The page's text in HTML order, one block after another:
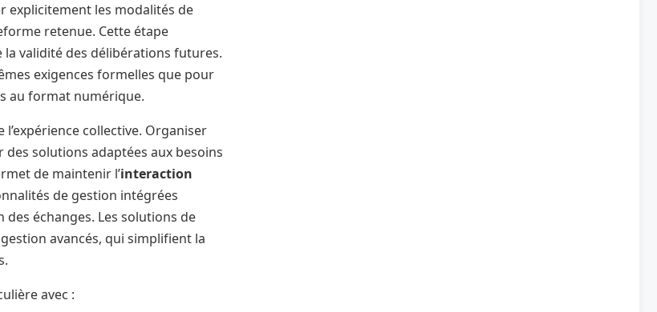
explicitement les modalités de
retenue. Cette étape
validité des délibérations futures.
exigences formelles que pour
au format numérique.
collective. Organiser
des solutions adaptées aux besoins
de maintenir l’interaction
de gestion intégrées
échanges. Les solutions de
avancés, qui simplifient la
avec :